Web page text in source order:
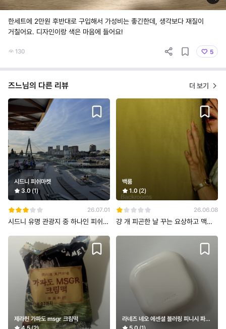
한세트에 2만원 후반대로 구입해서 가성비는 좋긴한데, 생각보다 재질이
거칠어요. 디자인이랑 색은 마음에 들어요!
130 5
즈느님의 다른 리뷰 더 보기
시드니 피쉬마켓
3.0(1)
26.07.01
시드니 유명 관광지 중 하나인 피쉬마
백룸
1.0 (2)
26.06.08
걍 개 피곤한 날 꾸는 요상하고 맥락
제라헌 가파도 msgr 크림떡
라네즈 네오 에센셜 블러링 피니시 파우
더